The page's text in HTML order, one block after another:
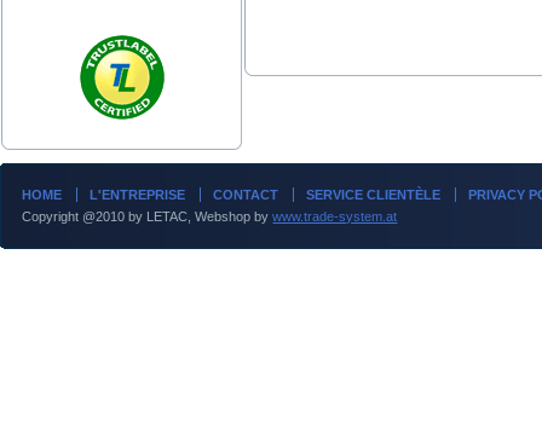
HOME L'ENTREPRISE CONTACT SERVICE CLIENTÈLE
PRIVACY
Copyright @2010 by LETAC, Webshop bywww.trade-system.at